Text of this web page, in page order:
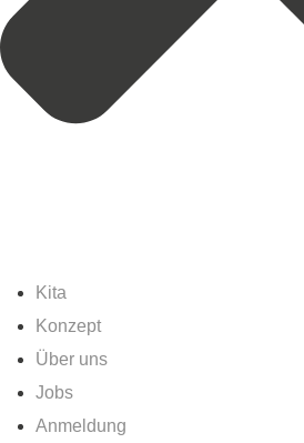
Kita
Konzept
Über uns
Jobs
Anmeldung